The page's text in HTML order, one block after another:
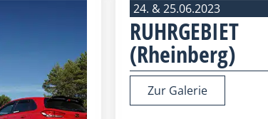
24. & 25.06.2023
RUHRGEBIET
(Rheinberg)
Zur Galerie